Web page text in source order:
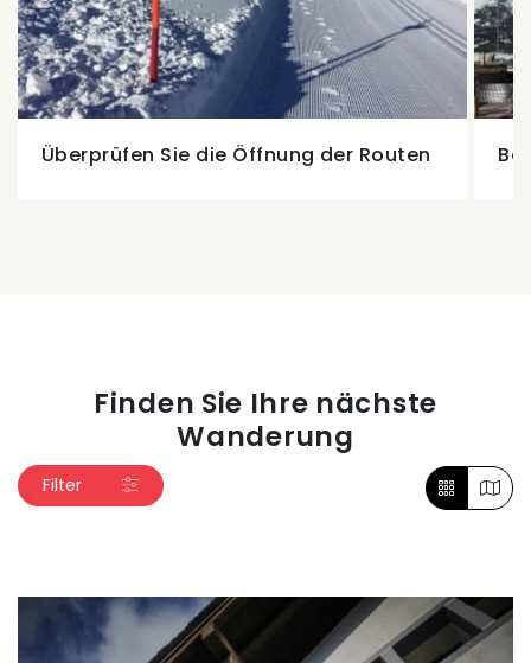
Überprüfen Sie die Öffnung der Routen
Finden Sie Ihre nächste
Wanderung
Filter